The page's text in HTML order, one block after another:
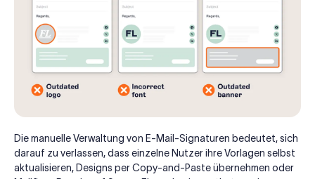
Die manuelle Verwaltung von E-Mail-Signaturen bedeutet, sich
darauf zu verlassen, dass einzelne Nutzer ihre Vorlagen selbst
aktualisieren, Designs per Copy-and-Paste übernehmen oder